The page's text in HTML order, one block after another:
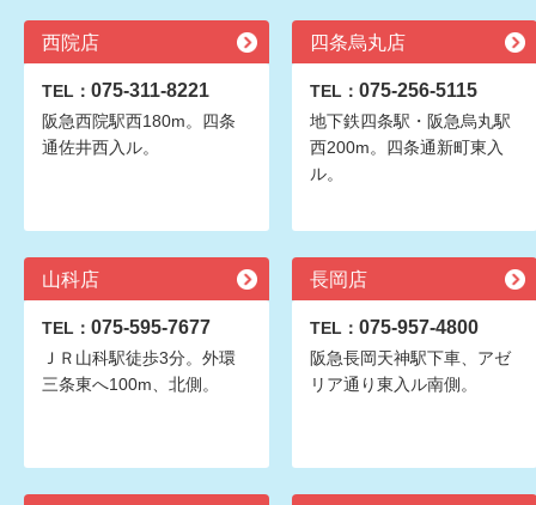
西院店
TEL： 075-311-8221
阪急西院駅西180m。四条
通佐井西入ル。
四条烏丸店
TEL： 075-256-5115
地下鉄四条駅・阪急烏丸駅
西200m。四条通新町東入
ル。
山科店
TEL： 075-595-7677
ＪＲ山科駅徒歩3分。外環
三条東へ100m、北側。
長岡店
TEL： 075-957-4800
阪急長岡天神駅下車、アゼ
リア通り東入ル南側。